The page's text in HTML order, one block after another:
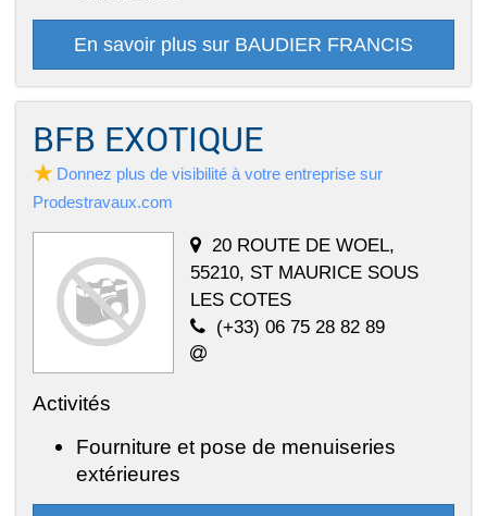
En savoir plus sur BAUDIER FRANCIS
BFB EXOTIQUE
Donnez plus de visibilité à votre entreprise sur
Prodestravaux.com
20 ROUTE DE WOEL,
55210, ST MAURICE SOUS
LES COTES
(+33) 06 75 28 82 89
Activités
Fourniture et pose de menuiseries
extérieures